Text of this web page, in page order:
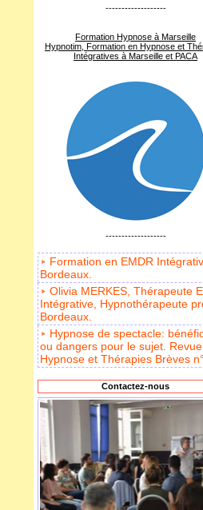
-------------------
Formation Hypnose à Marseille
Hypnotim, Formation en Hypnose et
Intégratives à Marseille et PACA
-------------------
Formation en EMDR
Bordeaux.
Olivia MERKES, Thérapeute
Intégrative, Hypnothérapeute
Bordeaux.
Hypnose de spectacle:
ou dangers pour le sujet. Revue
Hypnose et Thérapies Brèves
Contactez-nous